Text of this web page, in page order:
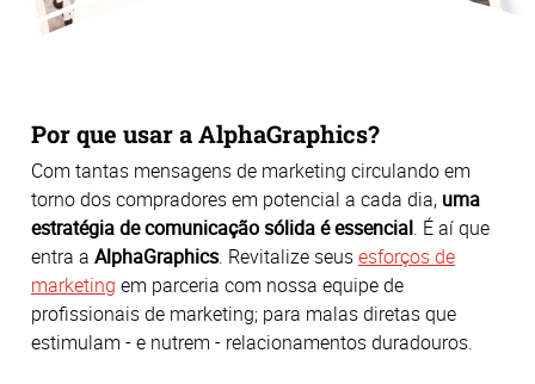
Por que usar a AlphaGraphics?
Com tantas mensagens de marketing circulando em
torno dos compradores em potencial a cada dia, uma
estratégia de comunicação sólida é essencial. É aí que
entra a AlphaGraphics. Revitalize seusesforços de
marketing em parceria com nossa equipe de
profissionais de marketing; para malas diretas que
estimulam - e nutrem - relacionamentos duradouros.